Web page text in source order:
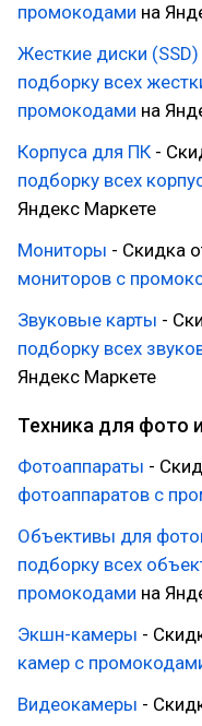
промокодами на
Жесткие диски (SSD)
подборку всех
промокодами на
Корпуса для ПК -
подборку всех
Яндекс Маркете
Мониторы - Скидка
мониторов с
Звуковые карты -
подборку всех
Яндекс Маркете
Техника для фото
Фотоаппараты -
фотоаппаратов с
Объективы для
подборку всех
промокодами на
Экшн-камеры -
камер с
Видеокамеры -